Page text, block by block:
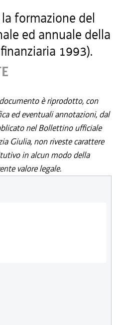
formazione del
ed annuale della
1993).
è riprodotto, con
ed eventuali annotazioni, dal
nel Bollettino ufficiale
Giulia, non riveste carattere
in alcun modo della
valore legale.